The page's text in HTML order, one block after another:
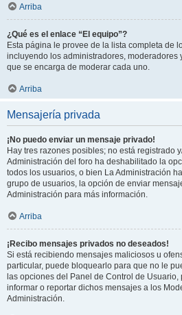
Arriba
¿Qué es el enlace “El equipo”?
Esta página le provee de la lista completa de
incluyendo los administradores, moderadores
que se encarga de moderar cada uno.
Arriba
Mensajería privada
¡No puedo enviar un mensaje privado!
Hay tres razones posibles; no está registrado
Administración del foro ha deshabilitado la
todos los usuarios, o bien La Administración
grupo de usuarios, la opción de enviar
Administración para más información.
Arriba
¡Recibo mensajes privados no deseados!
Si está recibiendo mensajes maliciosos u
particular, puede bloquearlo para que no le
las opciones del Panel de Control de
informar o reportar dichos mensajes a los
Administración.